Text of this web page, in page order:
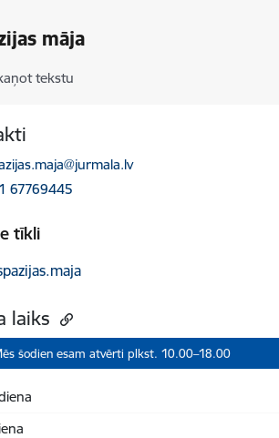
māja
tekstu
67769445
tīkli
laiks
šodien esam atvērti plkst. 10.00–18.00